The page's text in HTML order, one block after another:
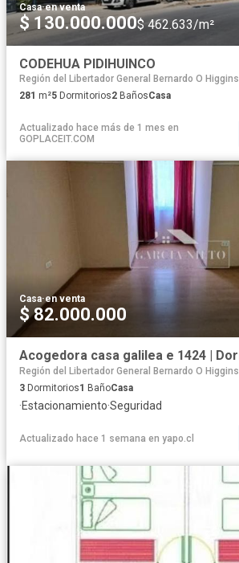
Casa·en venta
$ 130.000.000$ 462.633/m²
CODEHUA PIDIHUINCO
Región del Libertador General Bernardo O Higgins
281 m²5 Dormitorios2 BañosCasa
Actualizado hace más de 1 mes en
GOPLACEIT.COM
Casa·en venta
$ 82.000.000
Región del Libertador General Bernardo O Higgins
3 Dormitorios1 BañoCasa
·Estacionamiento·Seguridad
Actualizado hace 1 semana en yapo.cl